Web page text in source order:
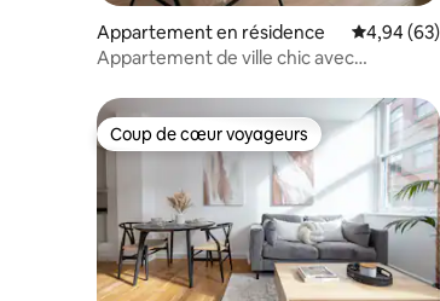
Appartement en résidence
4,94 (63)
Appartement de ville chic avec
Coup de cœur voyageurs
Coup de cœur voyageurs